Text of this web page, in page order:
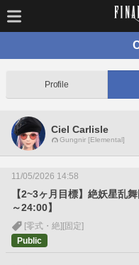
Profile
Ciel Carlisle
Gungnir [Elemental]
11/05/2026 14:58
【2~3ヶ月目標】絶妖星乱
～24:00】
[零式・絶] [固定]
Public